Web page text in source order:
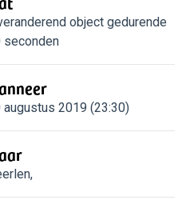
object gedurende
seconden
augustus 2019 (23:30)
,